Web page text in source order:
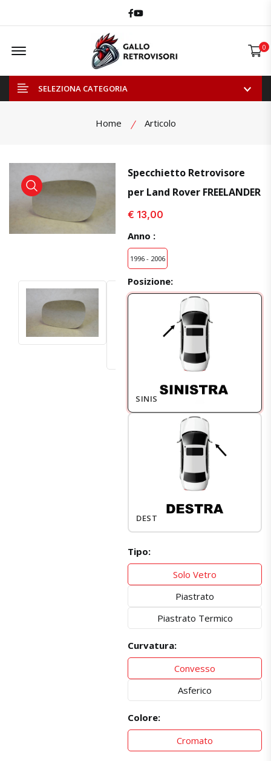
Facebook
Youtube
Offcanvas Menu Open 0
SELEZIONA CATEGORIA
Home Articolo
visualizza prodotto visualizza prodotto
Specchietto Retrovisore
per Land Rover FREELANDER
€ 13,00
Anno :
1996 - 2006
Posizione:
SINISTRO
DESTRO
Tipo:
Solo Vetro
Piastrato
Piastrato Termico
Curvatura:
Convesso
Asferico
Colore:
Cromato